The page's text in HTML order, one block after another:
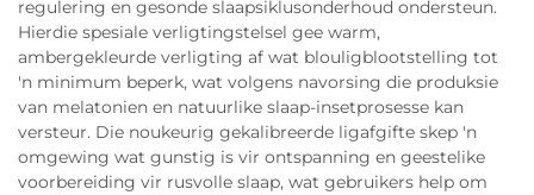
regulering en gesonde slaapsiklusonderhoud ondersteun.
Hierdie spesiale verligtingstelsel gee warm,
ambergekleurde verligting af wat blouligblootstelling tot
'n minimum beperk, wat volgens navorsing die produksie
van melatonien en natuurlike slaap-insetprosesse kan
versteur. Die noukeurig gekalibreerde ligafgifte skep 'n
omgewing wat gunstig is vir ontspanning en geestelike
voorbereiding vir rusvolle slaap, wat gebruikers help om